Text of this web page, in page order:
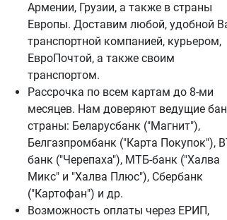
Армении, Грузии, а также в страны
Европы. Доставим любой, удобной
транспортной компанией, курьером,
ЕвроПочтой, а также своим
транспортом.
Рассрочка по всем картам до 8-ми
месяцев. Нам доверяют ведущие
страны: Беларусбанк ("Магнит"),
Белгазпромбанк ("Карта Покупок"),
банк ("Черепаха"), МТБ-банк ("Халва
Микс" и "Халва Плюс"), Сбербанк
("Картофан") и др.
Возможность оплаты через ЕРИП,